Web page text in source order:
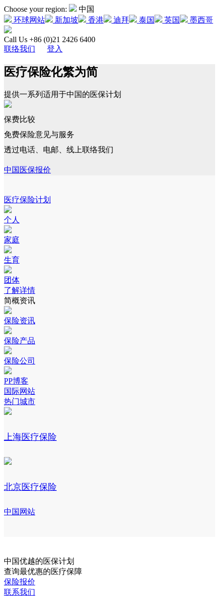
Choose your region:
中国
环球网站
新加坡 香港 迪拜 泰国 英国 墨西哥
Call Us +86 (0)21 2426 6400
联络我们
登入
医疗保险化繁为简
提供一系列适用于中国的医保计划
保费比较
免费保险意见与服务
透过电话、电邮、线上联络我们
中国医保报价
医疗保险计划
个人
家庭
生育
团体
了解详情
简概资讯
保险资讯
保险产品
保险公司
PP博客
国际网站
热门城市
上海医疗保险
北京医疗保险
中国网站
中国优越的医保计划
查询最优惠的医疗保障
保险报价
联系我们